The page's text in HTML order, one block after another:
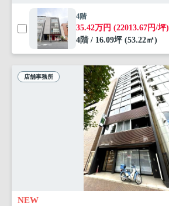
4階
35.42万円 (22013.67円/坪)
4階 / 16.09坪 (53.22㎡)
店舗事務所
NEW